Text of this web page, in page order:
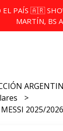
EL PAÍS 🇦🇷
MARTÍN, BS
2025/2026